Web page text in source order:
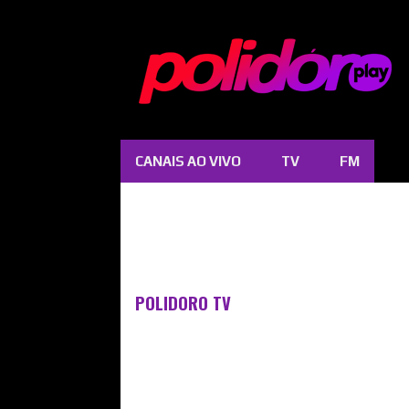
CANAIS AO VIVO TV FM
POLIDORO TV